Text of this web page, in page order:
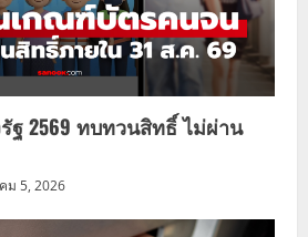
ฐ 2569 ทบทวนสิทธิ์ ไม่ผ่าน
ม 5, 2026